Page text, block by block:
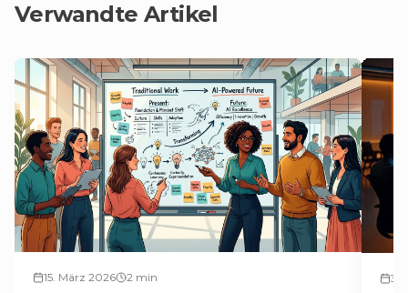
Verwandte Artikel
15. März 2026 2 min 3.